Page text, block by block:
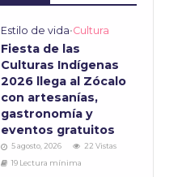
Estilo de vida•Cultura
Fiesta de las
Culturas Indígenas
2026 llega al Zócalo
con artesanías,
gastronomía y
eventos gratuitos
5 agosto, 2026
22 Vistas
19 Lectura mínima